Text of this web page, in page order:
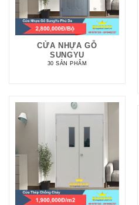
CỬA NHỰA GỖ
SUNGYU
30 SẢN PHẨM